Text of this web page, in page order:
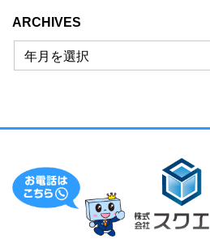
ARCHIVES